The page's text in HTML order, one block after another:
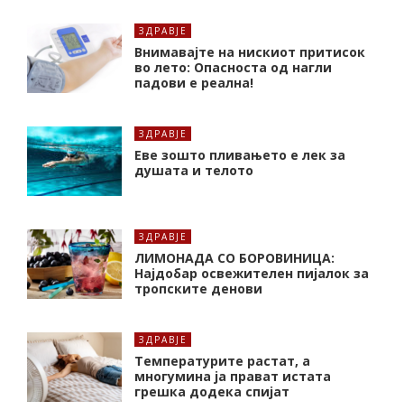
ЗДРАВЈЕ
Внимавајте на нискиот притисок
во лето: Опасноста од нагли
падови е реална!
ЗДРАВЈЕ
Еве зошто пливањето е лек за
душата и телото
ЗДРАВЈЕ
ЛИМОНАДА СО БОРОВИНИЦА:
Најдобар освежителен пијалок за
тропските денови
ЗДРАВЈЕ
Температурите растат, а
многумина ја прават истата
грешка додека спијат